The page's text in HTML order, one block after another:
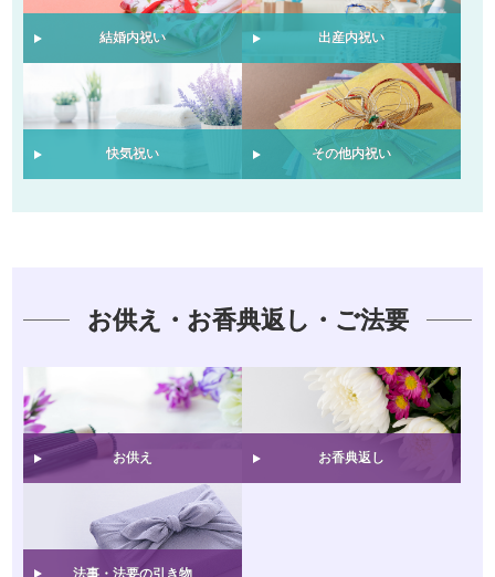
結婚内祝い 出産内祝い
快気祝い その他内祝い
お供え・お香典返し・ご法要
お供え お香典返し
法事・法要の引き物